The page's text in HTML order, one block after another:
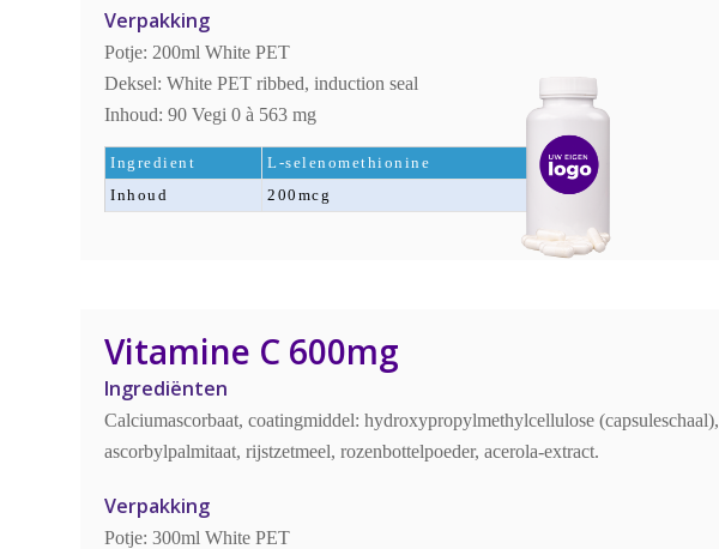
Verpakking
Potje: 200ml White PET
Deksel: White PET ribbed, induction seal
Inhoud: 90 Vegi 0 à 563 mg
Ingredient
L-selenomethionine
Inhoud
200mcg
Vitamine C 600mg
Ingrediënten
Calciumascorbaat, coatingmiddel: hydroxypropylmethylcellulose (capsuleschaal),
ascorbylpalmitaat, rijstzetmeel, rozenbottelpoeder, acerola-extract.
Verpakking
Potje: 300ml White PET